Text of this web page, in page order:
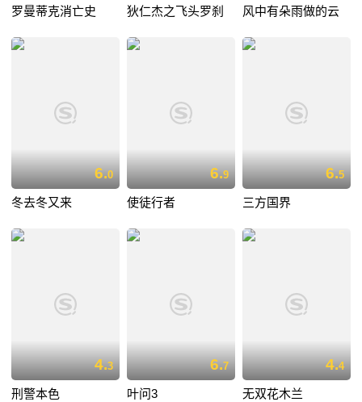
罗曼蒂克消亡史 狄仁杰之飞头罗刹 风中有朵雨做的云
6.0
冬去冬又来
6.9
使徒行者
6.5
三方国界
4.3
刑警本色
6.7
叶问3
4.4
无双花木兰